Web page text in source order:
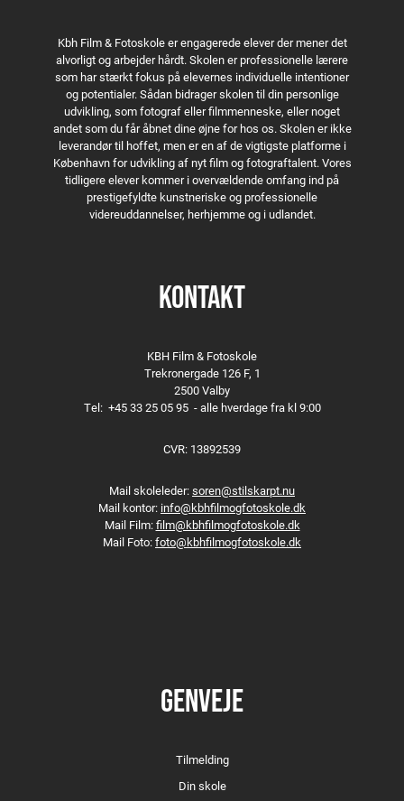
Kbh Film & Fotoskole er engagerede elever der mener det
alvorligt og arbejder hårdt. Skolen er professionelle lærere
som har stærkt fokus på elevernes individuelle intentioner
og potentialer. Sådan bidrager skolen til din personlige
udvikling, som fotograf eller filmmenneske, eller noget
andet som du får åbnet dine øjne for hos os. Skolen er ikke
leverandør til hoffet, men er en af de vigtigste platforme i
København for udvikling af nyt film og fotograftalent. Vores
tidligere elever kommer i overvældende omfang ind på
prestigefyldte kunstneriske og professionelle
videreuddannelser, herhjemme og i udlandet.
KONTAKT
KBH Film & Fotoskole
Trekronergade 126 F, 1
2500 Valby
Tel: +45 33 25 05 95- alle hverdage fra kl 9:00
CVR: 13892539
Mail skoleleder:soren@stilskarpt.nu
Mail kontor: info@kbhfilmogfotoskole.dk
Mail Film:film@kbhfilmogfotoskole.dk
Mail Foto:foto@kbhfilmogfotoskole.dk
GENVEJE
Tilmelding
Din skole